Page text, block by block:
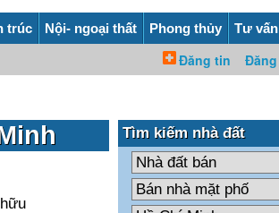
trúc Nội- ngoại thất Phong thủy Tư vấn
Tìm kiếm nhà đất